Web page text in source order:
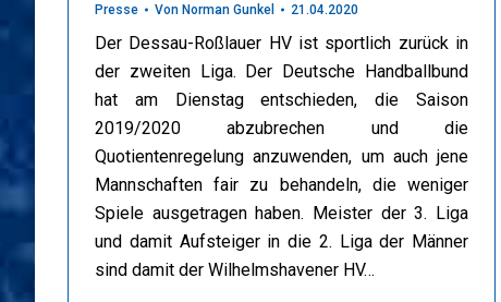
Presse Von Norman Gunkel 21.04.2020
Der Dessau-Roßlauer HV ist sportlich zurück in
der zweiten Liga. Der Deutsche Handballbund
hat am Dienstag entschieden, die Saison
2019/2020 abzubrechen und die
Quotientenregelung anzuwenden, um auch jene
Mannschaften fair zu behandeln, die weniger
Spiele ausgetragen haben. Meister der 3. Liga
und damit Aufsteiger in die 2. Liga der Männer
sind damit der Wilhelmshavener HV…